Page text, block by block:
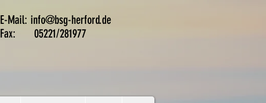
E-Mail: info@bsg-herford.de
Fax: 05221/281977